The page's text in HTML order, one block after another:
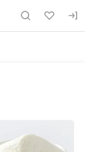
fruitinfo.ru